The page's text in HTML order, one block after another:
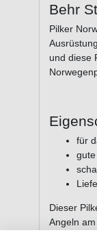
Behr
Pilker
und diese
für
Dieser
Angeln